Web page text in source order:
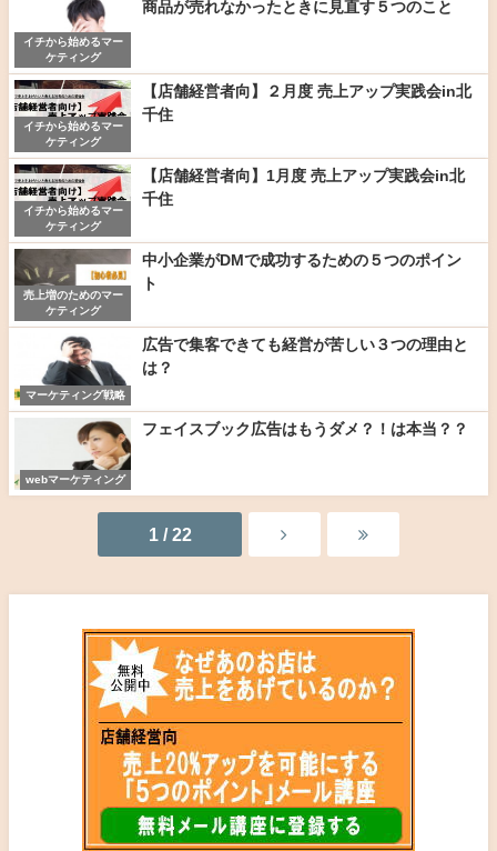
イチから始めるマー
ケティング
商品が売れなかったときに見直す５つのこと
イチから始めるマー
ケティング
【店舗経営者向】２月度 売上アップ実践会in北
千住
イチから始めるマー
ケティング
【店舗経営者向】1月度 売上アップ実践会in北
千住
売上増のためのマー
ケティング
中小企業がDMで成功するための５つのポイン
ト
マーケティング戦略
広告で集客できても経営が苦しい３つの理由と
は？
webマーケティング
フェイスブック広告はもうダメ？！は本当？？
1 / 22